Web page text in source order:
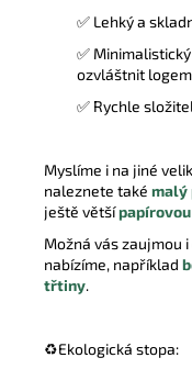
✅ Lehký a
✅
ozvláštnit logem
✅ Rychle
Myslíme i na jiné
naleznete také malý
ještě větší
Možná vás zaujmou i
nabízíme, například
třtiny.
♻️Ekologická stopa: